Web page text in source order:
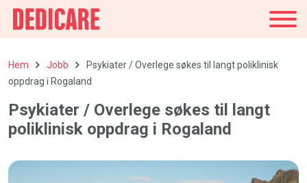
Hem Jobb
Psykiater / Overlege søkes til langt poliklinisk
oppdrag i Rogaland
Psykiater / Overlege søkes til langt
poliklinisk oppdrag i Rogaland